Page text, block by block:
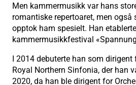
Men kammermusikk var hans
romantiske repertoaret, men
opptok ham spesielt. Han
kammermusikkfestival
I 2014 debuterte han som
Royal Northern Sinfonia, der han
2020, da han ble dirigent for